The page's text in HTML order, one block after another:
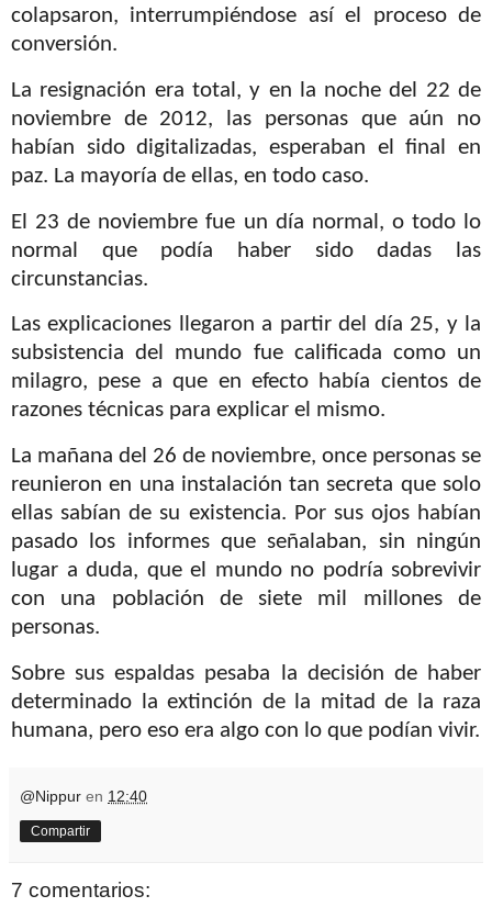
colapsaron, interrumpiéndose así el proceso de
conversión.
La resignación era total, y en la noche del 22 de
noviembre de 2012, las personas que aún no
habían sido digitalizadas, esperaban el final en
paz. La mayoría de ellas, en todo caso.
El 23 de noviembre fue un día normal, o todo lo
normal que podía haber sido dadas las
circunstancias.
Las explicaciones llegaron a partir del día 25, y la
subsistencia del mundo fue calificada como un
milagro, pese a que en efecto había cientos de
razones técnicas para explicar el mismo.
La mañana del 26 de noviembre, once personas se
reunieron en una instalación tan secreta que solo
ellas sabían de su existencia. Por sus ojos habían
pasado los informes que señalaban, sin ningún
lugar a duda, que el mundo no podría sobrevivir
con una población de siete mil millones de
personas.
Sobre sus espaldas pesaba la decisión de haber
determinado la extinción de la mitad de la raza
humana, pero eso era algo con lo que podían vivir.
@Nippur en 12:40
Compartir
7 comentarios: